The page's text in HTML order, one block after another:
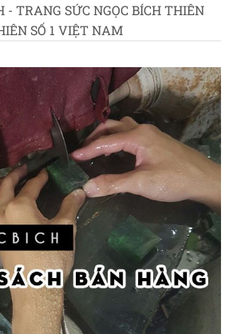
- TRANG SỨC NGỌC BÍCH THIÊN
SỐ 1 VIỆT NAM